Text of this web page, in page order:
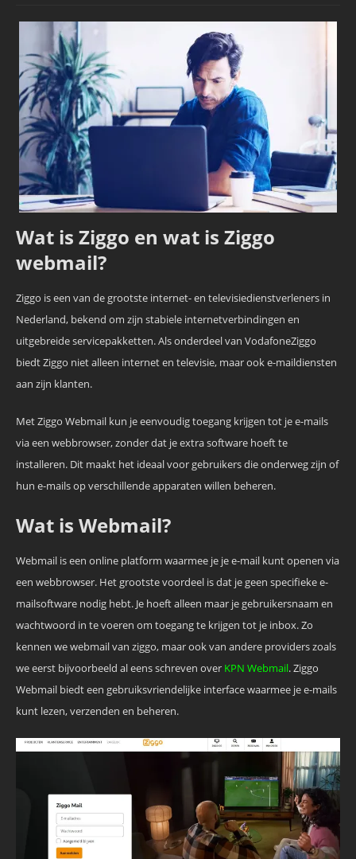
Wat is Ziggo en wat is Ziggo
webmail?
Ziggo is een van de grootste internet- en televisiedienstverleners in
Nederland, bekend om zijn stabiele internetverbindingen en
uitgebreide servicepakketten. Als onderdeel van VodafoneZiggo
biedt Ziggo niet alleen internet en televisie, maar ook e-maildiensten
aan zijn klanten.
Met Ziggo Webmail kun je eenvoudig toegang krijgen tot je e-mails
via een webbrowser, zonder dat je extra software hoeft te
installeren. Dit maakt het ideaal voor gebruikers die onderweg zijn of
hun e-mails op verschillende apparaten willen beheren.
Wat is Webmail?
Webmail is een online platform waarmee je je e-mail kunt openen via
een webbrowser. Het grootste voordeel is dat je geen specifieke e-
mailsoftware nodig hebt. Je hoeft alleen maar je gebruikersnaam en
wachtwoord in te voeren om toegang te krijgen tot je inbox. Zo
kennen we webmail van ziggo, maar ook van andere providers zoals
we eerst bijvoorbeeld al eens schreven over KPN Webmail. Ziggo
Webmail biedt een gebruiksvriendelijke interface waarmee je e-mails
kunt lezen, verzenden en beheren.